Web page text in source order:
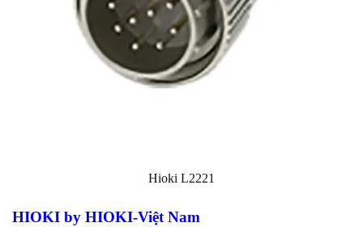
Hioki L2221
HIOKI by HIOKI-Việt Nam